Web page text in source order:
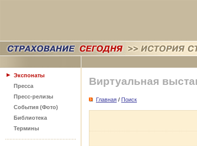
Экспонаты
Пресса
Пресс-релизы
События (Фото)
Библиотека
Термины
Виртуальная
Главная / Поиск